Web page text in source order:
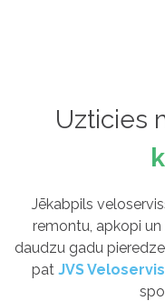
Uzticies
Jēkabpils
remontu, apkopi
daudzu gadu
pat JVS